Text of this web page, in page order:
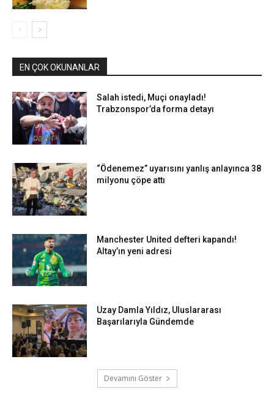
EN ÇOK OKUNANLAR
Salah istedi, Muçi onayladı!
Trabzonspor’da forma detayı
“Ödenemez” uyarısını yanlış anlayınca 38
milyonu çöpe attı
Manchester United defteri kapandı!
Altay’ın yeni adresi
Uzay Damla Yıldız, Uluslararası
Başarılarıyla Gündemde
Devamını Göster